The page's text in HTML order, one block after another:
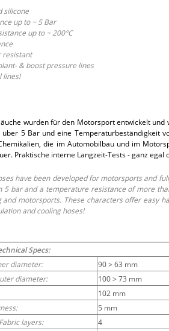
silicone
up to ~ 5 Bar
up to ~ 200°C
resistant
& boost pressure lines
lines!
wurden für den Motorsport entwickelt
5 Bar und eine Temperaturbeständigkeit
die im Automobilbau und im
Praktische interne Langzeit-Tests - ganz
have been developed for motorsports and
bar and a temperature resistance of more
motorsports. These characters offer easy
and cooling hoses!
Specs:
diameter:
90 > 63 mm
diameter:
100 > 73 mm
102 mm
5 mm
Fabric layers:
4